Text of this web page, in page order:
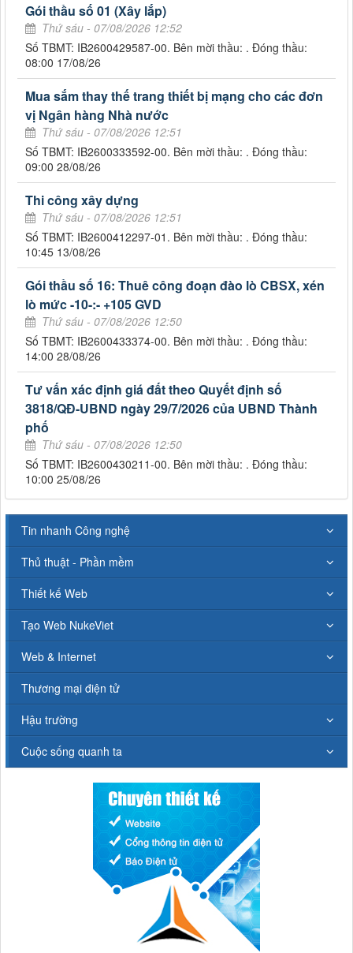
Gói thầu số 01 (Xây lắp)
Thứ sáu - 07/08/2026 12:52
Số TBMT: IB2600429587-00. Bên mời thầu: . Đóng thầu:
08:00 17/08/26
Mua sắm thay thế trang thiết bị mạng cho các đơn
vị Ngân hàng Nhà nước
Thứ sáu - 07/08/2026 12:51
Số TBMT: IB2600333592-00. Bên mời thầu: . Đóng thầu:
09:00 28/08/26
Thi công xây dựng
Thứ sáu - 07/08/2026 12:51
Số TBMT: IB2600412297-01. Bên mời thầu: . Đóng thầu:
10:45 13/08/26
Gói thầu số 16: Thuê công đoạn đào lò CBSX, xén
lò mức -10-:- +105 GVD
Thứ sáu - 07/08/2026 12:50
Số TBMT: IB2600433374-00. Bên mời thầu: . Đóng thầu:
14:00 28/08/26
Tư vấn xác định giá đất theo Quyết định số
3818/QĐ-UBND ngày 29/7/2026 của UBND Thành
phố
Thứ sáu - 07/08/2026 12:50
Số TBMT: IB2600430211-00. Bên mời thầu: . Đóng thầu:
10:00 25/08/26
Tin nhanh Công nghệ
Thủ thuật - Phần mềm
Thiết kế Web
Tạo Web NukeViet
Web & Internet
Thương mại điện tử
Hậu trường
Cuộc sống quanh ta